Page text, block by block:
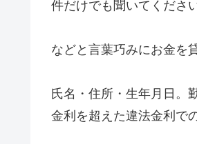
件だけでも聞いてください
などと言葉巧みにお金を
氏名・住所・生年月日。
金利を超えた違法金利で